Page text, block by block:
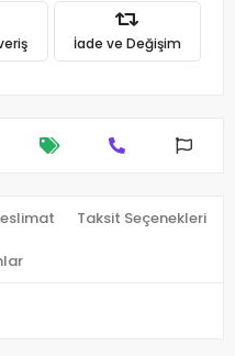
İade ve Değişim
Taksit Seçenekleri